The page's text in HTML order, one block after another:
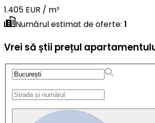
1.405 EUR / m²
Numărul estimat de oferte: 1
Vrei să știi prețul